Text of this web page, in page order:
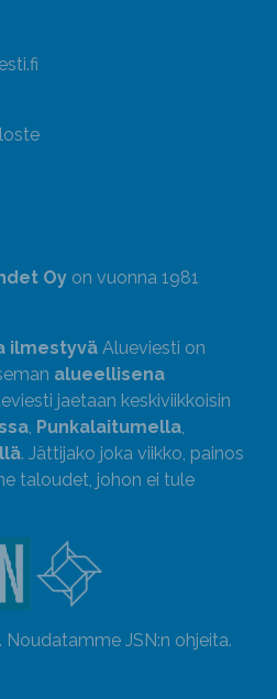
Oy on vuonna 1981
ilmestyvä Alueviesti on
alueellisena
jaetaan keskiviikkoisin
, Punkalaitumella,
. Jättijako joka viikko, painos
taloudet, johon ei tule
JSN:n ohjeita.